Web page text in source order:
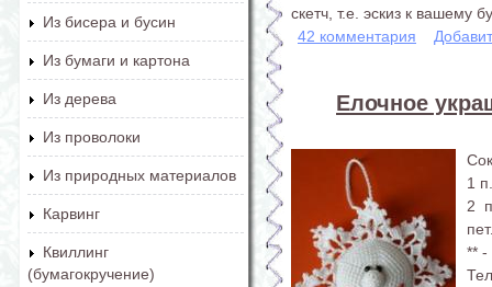
Из бисера и бусин
Из бумаги и картона
Из дерева
Из проволоки
Из природных материалов
Карвинг
Квиллинг
(бумагокручение)
скетч, т.е. эскиз к вашему
42 комментария
Елочное
1
2
** -